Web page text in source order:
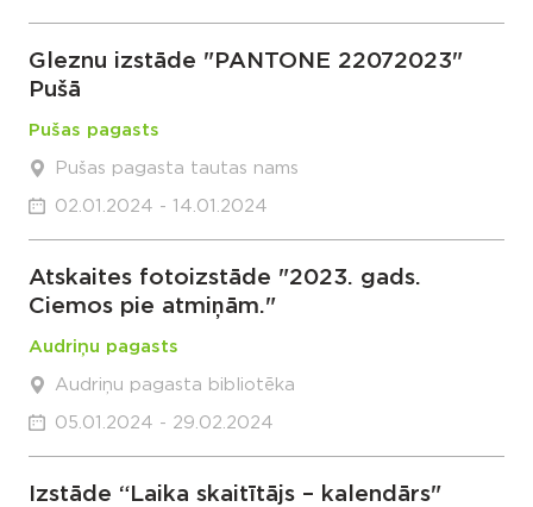
Gleznu izstāde "PANTONE 22072023"
Pušā
Pušas pagasts
Pušas pagasta tautas nams
02.01.2024 - 14.01.2024
Atskaites fotoizstāde "2023. gads.
Ciemos pie atmiņām."
Audriņu pagasts
Audriņu pagasta bibliotēka
05.01.2024 - 29.02.2024
Izstāde “Laika skaitītājs – kalendārs"